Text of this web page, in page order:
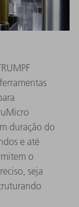
duração do
e até
o
seja